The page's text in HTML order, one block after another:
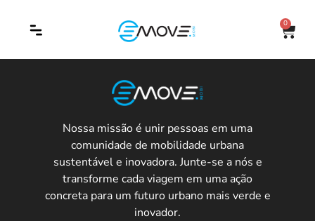
0
Nossa missão é unir pessoas em uma
comunidade de mobilidade urbana
sustentável e inovadora. Junte-se a nós e
transforme cada viagem em uma ação
concreta para um futuro urbano mais verde e
inovador.